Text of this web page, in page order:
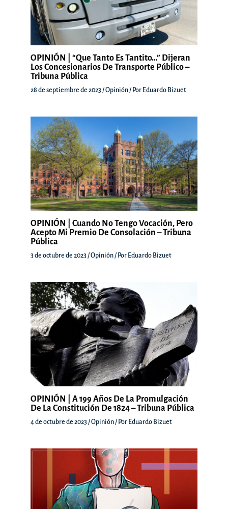
OPINIÓN | “Que Tanto Es Tantito…” Dijeran
Los Concesionarios De Transporte Público –
Tribuna Pública
28 de septiembre de 2023/Opinión/ Por Eduardo Bizuet
OPINIÓN | Cuando No Tengo Vocación, Pero
Acepto Mi Premio De Consolación – Tribuna
Pública
3 de octubre de 2023 /Opinión / Por Eduardo Bizuet
OPINIÓN | A 199 Años De La Promulgación
De La Constitución De 1824 – Tribuna Pública
4 de octubre de 2023 /Opinión / Por Eduardo Bizuet